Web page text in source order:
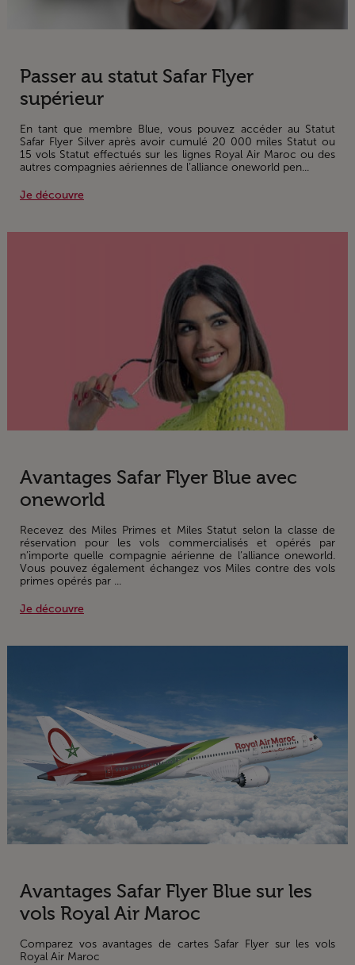
Passer au statut Safar Flyer
supérieur
En tant que membre Blue, vous pouvez accéder au Statut
Safar Flyer Silver après avoir cumulé 20 000 miles Statut ou
15 vols Statut effectués sur les lignes Royal Air Maroc ou des
autres compagnies aériennes de l’alliance oneworld pen...
Je découvre
Avantages Safar Flyer Blue avec
oneworld
Recevez des Miles Primes et Miles Statut selon la classe de
réservation pour les vols commercialisés et opérés par
n’importe quelle compagnie aérienne de l’alliance oneworld.
Vous pouvez également échangez vos Miles contre des vols
primes opérés par ...
Je découvre
Avantages Safar Flyer Blue sur les
vols Royal Air Maroc
Comparez vos avantages de cartes Safar Flyer sur les vols
Royal Air Maroc